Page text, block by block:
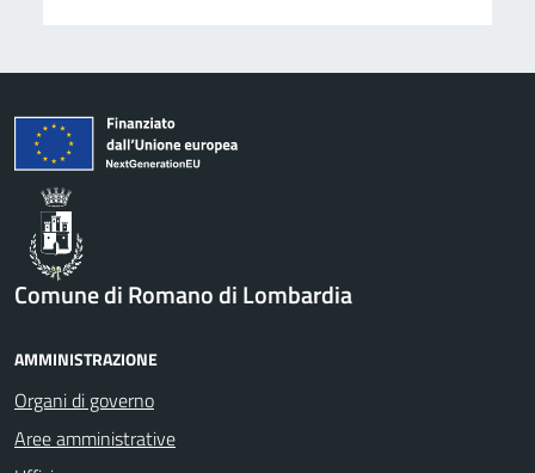
Comune di Romano di Lombardia
AMMINISTRAZIONE
Organi di governo
Aree amministrative